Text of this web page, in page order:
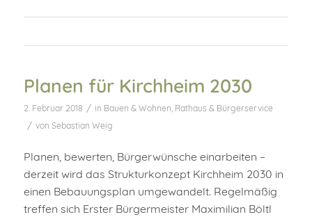
Planen für Kirchheim 2030
2. Februar 2018 / in Bauen & Wohnen Rathaus & Bürgerservice
/ von Sebastian Weig
Planen, bewerten, Bürgerwünsche einarbeiten –
derzeit wird das Strukturkonzept Kirchheim 2030 in
einen Bebauungsplan umgewandelt. Regelmäßig
treffen sich Erster Bürgermeister Maximilian Böltl